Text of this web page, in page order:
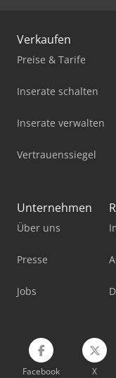
Mercdes 1113
Pick-And-Place-
Sennebogen 643 E
Sennebogen 653 E
Stromerzeuger
Verkaufen
Preise & Tarife
Inserate schalten
Inserate verwalten
Vertrauenssiegel
Unternehmen
Über uns
Presse
Jobs
Facebook X